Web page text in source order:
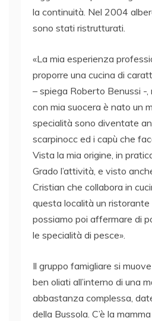
la continuità. Nel 2004
sono stati ristrutturati.
«La mia esperienza
proporre una cucina di
– spiega Roberto Benussi -,
con mia suocera è nato un
specialità sono diventate
scarpinocc ed i capù che
Vista la mia origine, in
Grado l’attività, e visto
Cristian che collabora in
questa località un ristorante
possiamo poi affermare di
le specialità di pesce».
Il gruppo famigliare si
ben oliati all’interno di una
abbastanza complessa,
della Bussola. C’è la